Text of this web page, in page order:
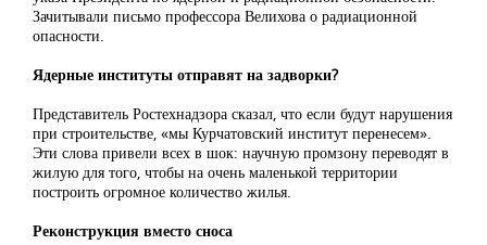
Зачитывали письмо профессора Велихова о радиационной
опасности.
Ядерные институты отправят на задворки?
Представитель Ростехнадзора сказал, что если будут нарушения
при строительстве, «мы Курчатовский институт перенесем».
Эти слова привели всех в шок: научную промзону переводят в
жилую для того, чтобы на очень маленькой территории
построить огромное количество жилья.
Реконструкция вместо сноса